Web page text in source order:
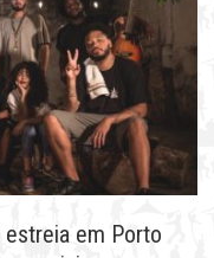
estreia em Porto